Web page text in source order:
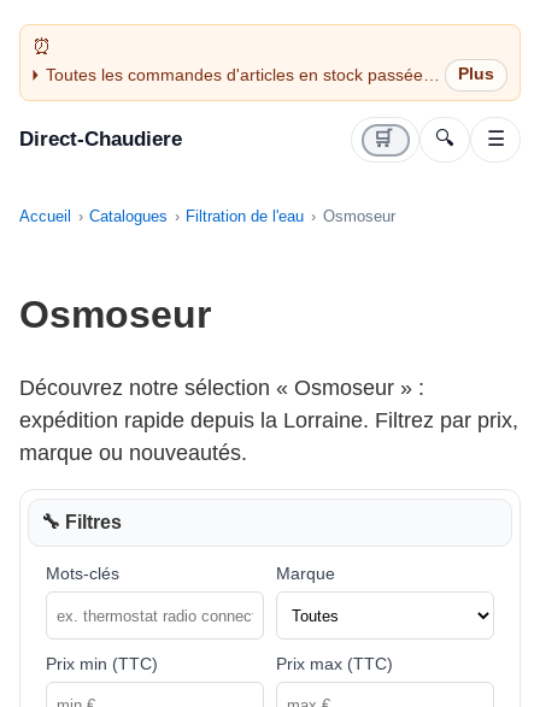
Toutes les commandes d'articles en stock passées
avant 14H sont expédiées le jour même (jours
Direct-Chaudiere 🛒 🔍 ☰
Accueil Catalogues Filtration de l'eau Osmoseur
Osmoseur
Découvrez notre sélection « Osmoseur » :
expédition rapide depuis la Lorraine. Filtrez par prix,
marque ou nouveautés.
🔧 Filtres
Mots-clés Marque
Prix min (TTC) Prix max (TTC)